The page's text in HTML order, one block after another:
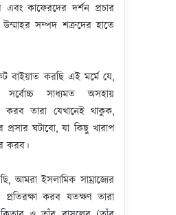
কাফেরদের দর্শন প্রচার
সম্পদ শত্রুদের হাতে
বাইয়াত করছি এই মর্মে যে,
সাধ্যমত অসহায়
করব তারা যেখানেই থাকুক,
ঘটাবো, যা কিছু খারাপ
করব।
আমরা ইসলামিক সাম্রাজ্যের
করব যতক্ষণ তারা